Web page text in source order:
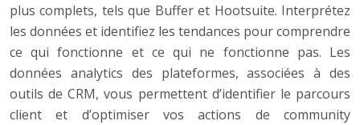
plus complets, tels que Buffer et Hootsuite. Interprétez
les données et identifiez les tendances pour comprendre
ce qui fonctionne et ce qui ne fonctionne pas. Les
données analytics des plateformes, associées à des
outils de CRM, vous permettent d’identifier le parcours
client et d’optimiser vos actions de community